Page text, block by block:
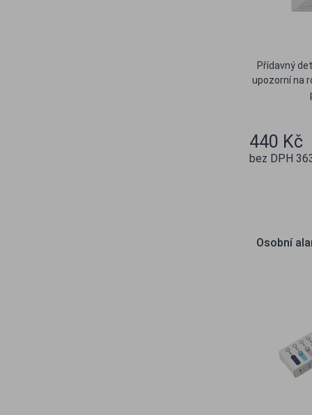
Přídavný
upozorní na
440 Kč
bez DPH
Osobní